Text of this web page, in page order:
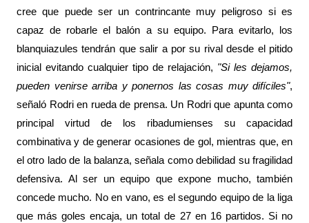
cree que puede ser un contrincante muy peligroso si es
capaz de robarle el balón a su equipo. Para evitarlo, los
blanquiazules tendrán que salir a por su rival desde el pitido
inicial evitando cualquier tipo de relajación, "Si les dejamos,
pueden venirse arriba y ponernos las cosas muy difíciles",
señaló Rodri en rueda de prensa. Un Rodri que apunta como
principal virtud de los ribadumienses su capacidad
combinativa y de generar ocasiones de gol, mientras que, en
el otro lado de la balanza, señala como debilidad su fragilidad
defensiva. Al ser un equipo que expone mucho, también
concede mucho. No en vano, es el segundo equipo de la liga
que más goles encaja, un total de 27 en 16 partidos. Si no